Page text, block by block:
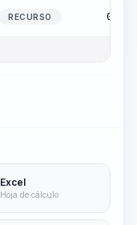
RECURSO 0,59
Excel
Hoja de cálculo